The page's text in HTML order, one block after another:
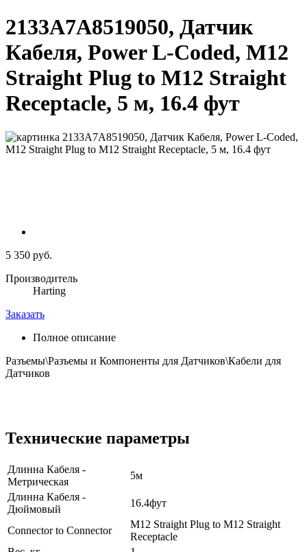
2133A7A8519050, Датчик
Кабеля, Power L-Coded, M12
Straight Plug to M12 Straight
Receptacle, 5 м, 16.4 фут
5 350 руб.
Производитель
Harting
Заказать
Полное описание
Разъемы\Разъемы и Компоненты для Датчиков\Кабели для
Датчиков
Технические параметры
Длинна Кабеля -
Метрическая
5м
Длинна Кабеля -
Дюймовый
16.4фут
Connector to Connector
M12 Straight Plug to M12 Straight
Receptacle